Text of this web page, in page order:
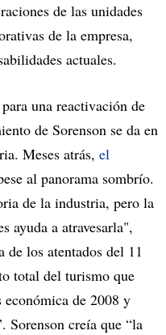
de las unidades
de la empresa,
actuales.
una reactivación de
de Sorenson se da en
Meses atrás, el
al panorama sombrío.
de la industria, pero la
ayuda a atravesarla",
los atentados del 11
total del turismo que
de 2008 y
Sorenson creía que “la